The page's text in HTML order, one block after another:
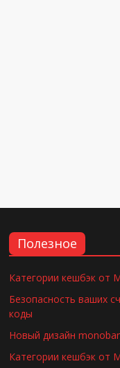
Полезное
Категории кешбэк от
Безопасность ваших
коды
Новый дизайн
Категории кешбэк от